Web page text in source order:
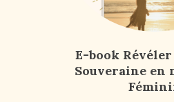
E-book Révéler
Souveraine en